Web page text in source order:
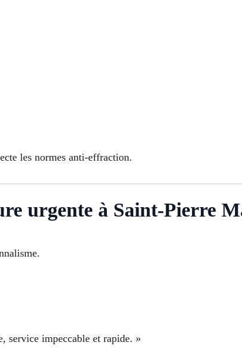
les normes anti-effraction.
urgente à Saint-Pierre
service impeccable et rapide. »